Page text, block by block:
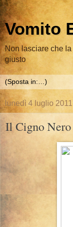
Vomito
Non lasciare che
giusto
lunedì 4 luglio 2011
Il Cigno